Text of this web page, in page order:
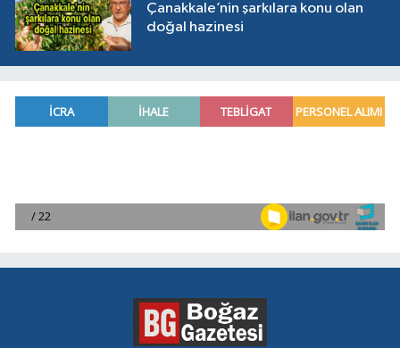
Çanakkale’nin şarkılara konu olan
doğal hazinesi